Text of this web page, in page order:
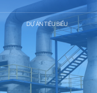
DỰ ÁN TIÊU BIỂU